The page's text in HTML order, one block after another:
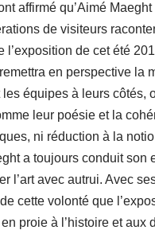
affirmé qu’Aimé
de visiteurs
l’exposition de cet été
en perspective
équipes à leurs
leur poésie et la
ni réduction à la
a toujours conduit
l’art avec autrui. Avec
cette volonté que
proie à l’histoire et aux